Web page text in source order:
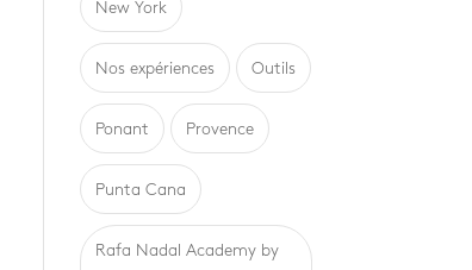
New York
Nos expériences Outils
Ponant Provence
Punta Cana
Rafa Nadal Academy by